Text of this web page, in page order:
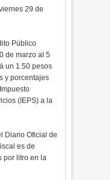
29 de
Público
de marzo al 5
un 1.50 pesos
y porcentajes
(IEPS) a la
Diario Oficial de
es de
por litro en la